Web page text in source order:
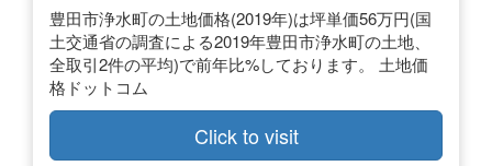
豊田市浄水町の土地価格(2019年)は坪単価56万円(国
土交通省の調査による2019年豊田市浄水町の土地、
全取引2件の平均)で前年比%しております。 土地価
格ドットコム
Click to visit